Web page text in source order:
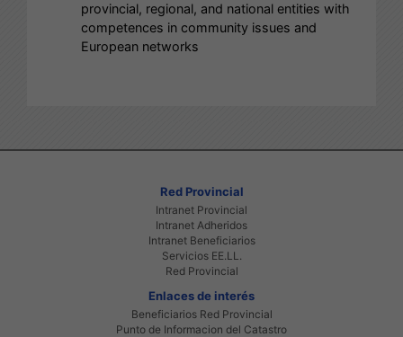
provincial, regional, and national entities with
competences in community issues and
European networks
Red Provincial
Intranet Provincial
Intranet Adheridos
Intranet Beneficiarios
Servicios EE.LL.
Red Provincial
Enlaces de interés
Beneficiarios Red Provincial
Punto de Informacion del Catastro